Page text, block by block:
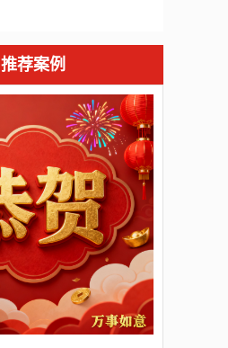
推荐案例